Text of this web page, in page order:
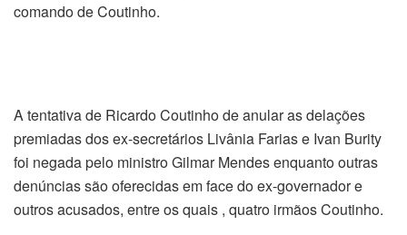
comando de Coutinho.
A tentativa de Ricardo Coutinho de anular as delações
premiadas dos ex-secretários Livânia Farias e Ivan Burity
foi negada pelo ministro Gilmar Mendes enquanto outras
denúncias são oferecidas em face do ex-governador e
outros acusados, entre os quais , quatro irmãos Coutinho.